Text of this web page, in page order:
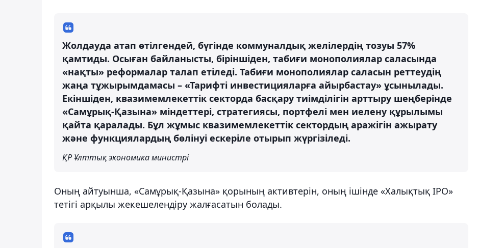
Жолдауда атап өтілгендей, бүгінде коммуналдық желілердің тозуы 57%
қамтиды. Осыған байланысты, біріншіден, табиғи монополиялар саласында
«нақты» реформалар талап етіледі. Табиғи монополиялар саласын реттеудің
жаңа тұжырымдамасы – «Тарифті инвестицияларға айырбастау» ұсынылады.
Екіншіден, квазимемлекеттік секторда басқару тиімділігін арттыру шеңберінде
«Самұрық-Қазына» міндеттері, стратегиясы, портфелі мен иелену құрылымы
қайта қаралады. Бұл жұмыс квазимемлекеттік сектордың аражігін ажырату
және функциялардың бөлінуі ескеріле отырып жүргізіледі.
ҚР Ұлттық экономика министрі
Оның айтуынша, «Самұрық-Қазына» қорының активтерін, оның ішінде «Халықтық IPO»
тетігі арқылы жекешелендіру жалғасатын болады.